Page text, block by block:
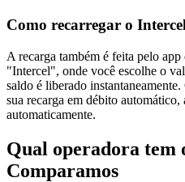
Como recarregar o
A recarga também é feita pelo
"Intercel", onde você escolhe o
saldo é liberado
sua recarga em débito automático,
automaticamente.
Qual operadora tem
Comparamos